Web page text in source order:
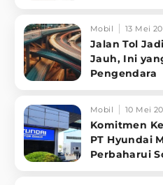
Mobil 13 Mei
Jalan Tol
Jauh, Ini
Pengendara
Mobil 10 Mei
Komitmen
PT Hyundai
Perbaharui